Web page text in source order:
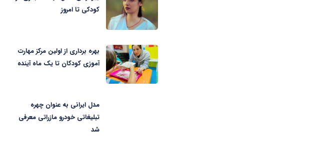
کودکی تا امروز
بهره برداری از اولین مرکز مهارت
آموزی کودکان تا یک ماه آینده
مدل ایرانی به عنوان چهره
تبلیغاتی خودرو مازراتی معرفی
شد